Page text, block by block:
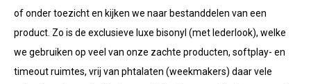
of onder toezicht en kijken we naar bestanddelen van een
product. Zo is de exclusieve luxe bisonyl (met lederlook), welke
we gebruiken op veel van onze zachte producten, softplay- en
timeout ruimtes, vrij van phtalaten (weekmakers) daar vele